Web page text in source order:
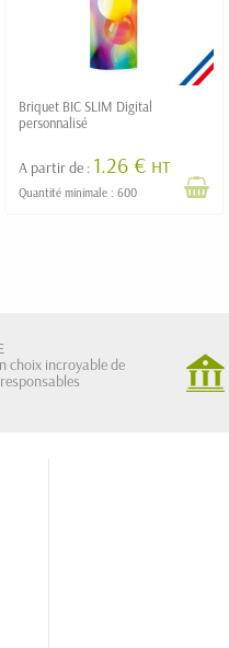
Briquet BIC SLIM Digital
personnalisé
A partir de : 1.26 € HT
Quantité minimale : 600
choix incroyable de